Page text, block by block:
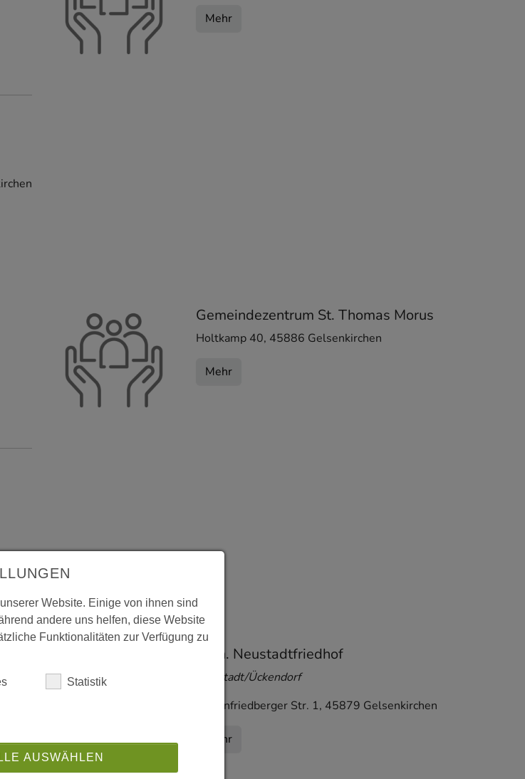
Mehr
Gemeindezentrum St. Thomas Morus
Holtkamp 40, 45886 Gelsenkirchen
Mehr
Kath. Neustadtfriedhof
Neustadt/Ückendorf
Hohenfriedberger Str. 1, 45879 Gelsenkirchen
Mehr
Website. Einige von ihnen sind
andere uns helfen, diese Website
Funktionalitäten zur Verfügung zu
Statistik
AUSWÄHLEN